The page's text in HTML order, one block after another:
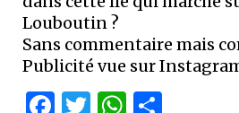
Louboutin ?
Sans commentaire mais
Publicité vue sur
Facebook
Twitter